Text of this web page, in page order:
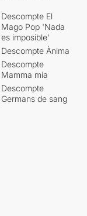
Descompte El
Mago Pop 'Nada
es imposible'
Descompte Ànima
Descompte
Mamma mia
Descompte
Germans de sang